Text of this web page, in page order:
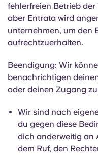
fehlerfreien Betrieb der
aber Entrata wird
unternehmen, um den
aufrechtzuerhalten.
Beendigung: Wir
benachrichtigen
oder deinen Zugang
Wir sind nach
du gegen diese
dich anderweitig an
dem Ruf, den